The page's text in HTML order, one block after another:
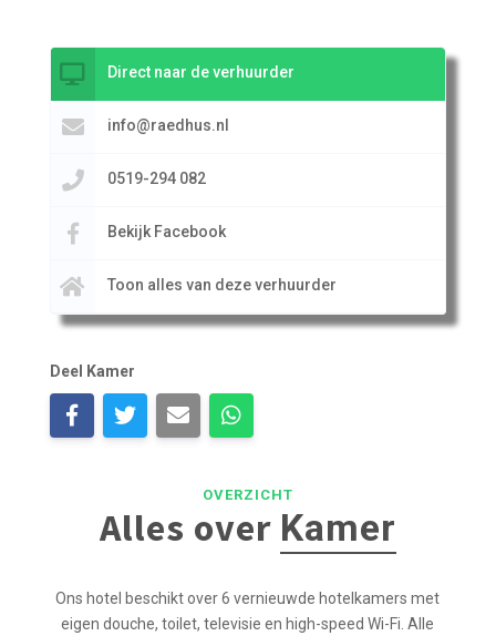
Direct naar de verhuurder
info@raedhus.nl
0519-294 082
Bekijk Facebook
Toon alles van deze verhuurder
Deel Kamer
OVERZICHT
Alles over Kamer
Ons hotel beschikt over 6 vernieuwde hotelkamers met
eigen douche, toilet, televisie en high-speed Wi-Fi. Alle